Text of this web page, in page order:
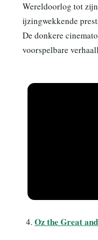
Wereldoorlog tot
ijzingwekkende
De donkere
voorspelbare
Oz the Great